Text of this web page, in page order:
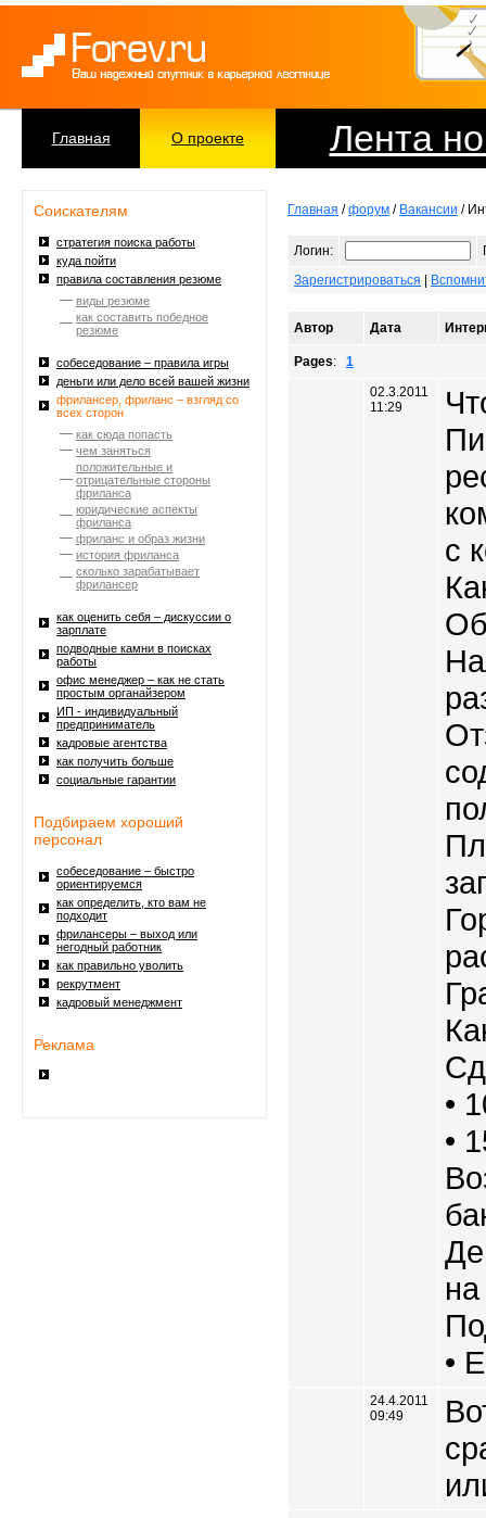
Главная О проекте Лента
Соискателям
стратегия поиска работы
куда пойти
правила составления резюме
виды резюме
как составить победное
резюме
собеседование – правила игры
деньги или дело всей вашей жизни
фрилансер, фриланс – взгляд со
всех сторон
как сюда попасть
чем заняться
положительные и
отрицательные стороны
фриланса
юридические аспекты
фриланса
фриланс и образ жизни
история фриланса
сколько зарабатывает
фрилансер
как оценить себя – дискуссии о
зарплате
подводные камни в поисках
работы
офис менеджер – как не стать
простым органайзером
ИП - индивидуальный
предприниматель
кадровые агентства
как получить больше
социальные гарантии
Подбираем хороший
персонал
собеседование – быстро
ориентируемся
как определить, кто вам не
подходит
фрилансеры – выход или
негодный работник
как правильно уволить
рекрутмент
кадровый менеджмент
Реклама
Главная /форум / Вакансии /
Логин:
Зарегистрироваться
Автор Дата
Pages: 1
02.3.2011
11:29
с
•
•
•
24.4.2011
09:49